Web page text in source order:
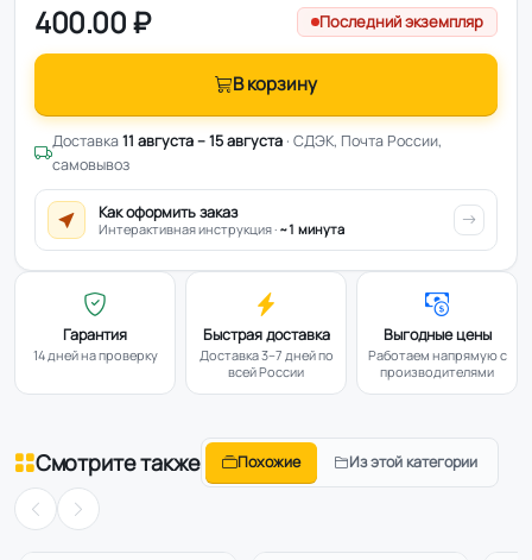
400.00 ₽ Последний экземпляр
В корзину
Доставка11 августа – 15 августа · СДЭК, Почта России,
самовывоз
Как оформить заказ
Интерактивная инструкция · ~1 минута
Гарантия
14 дней на проверку
Быстрая доставка
Доставка 3–7 дней по
всей России
Выгодные цены
Работаем напрямую с
производителями
Смотрите также Похожие Из этой категории